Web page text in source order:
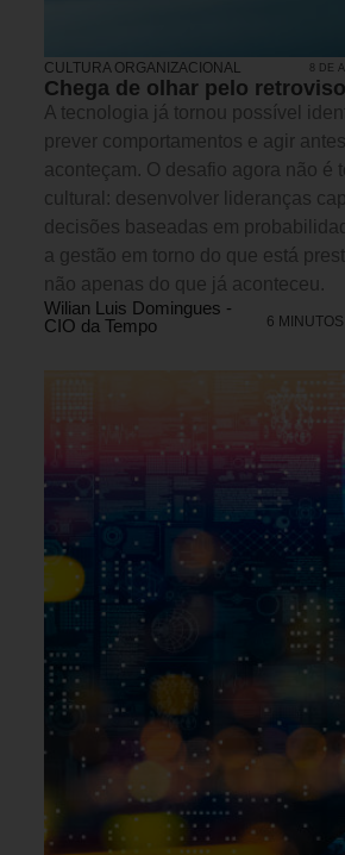
CULTURA ORGANIZACIONAL 8 DE
Chega de olhar pelo
A tecnologia já tornou possível
prever comportamentos e agir
aconteçam. O desafio agora não é
cultural: desenvolver lideranças
decisões baseadas em
a gestão em torno do que está
não apenas do que já aconteceu.
Wilian Luis Domingues -
CIO da Tempo
6